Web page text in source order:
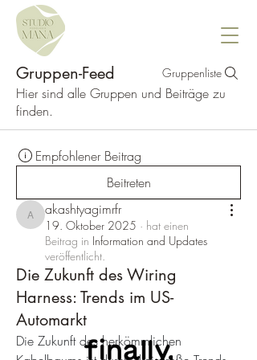
Gruppen-Feed Gruppenliste
Hier sind alle Gruppen und Beiträge zu
finden.
Empfohlener Beitrag
Beitreten
akashtyagimrfr
akashtyagimrfr
19. Oktober 2025 · hat einen
Beitrag in Information and Updates
veröffentlicht.
Die Zukunft des Wiring
Harness: Trends im US-
Automarkt
Die Zukunft des herkömmlichen